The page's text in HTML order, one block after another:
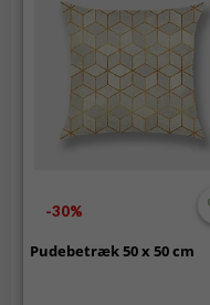
-30%
Pudebetræk 50 x 50 cm